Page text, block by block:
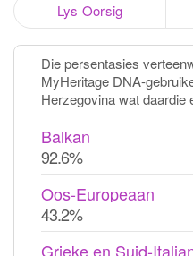
Lys Oorsig
Die persentasies
MyHeritage DNA-
Herzegovina wat daardie
Balkan
92.6%
Oos-Europeaan
43.2%
Grieke en Suid-